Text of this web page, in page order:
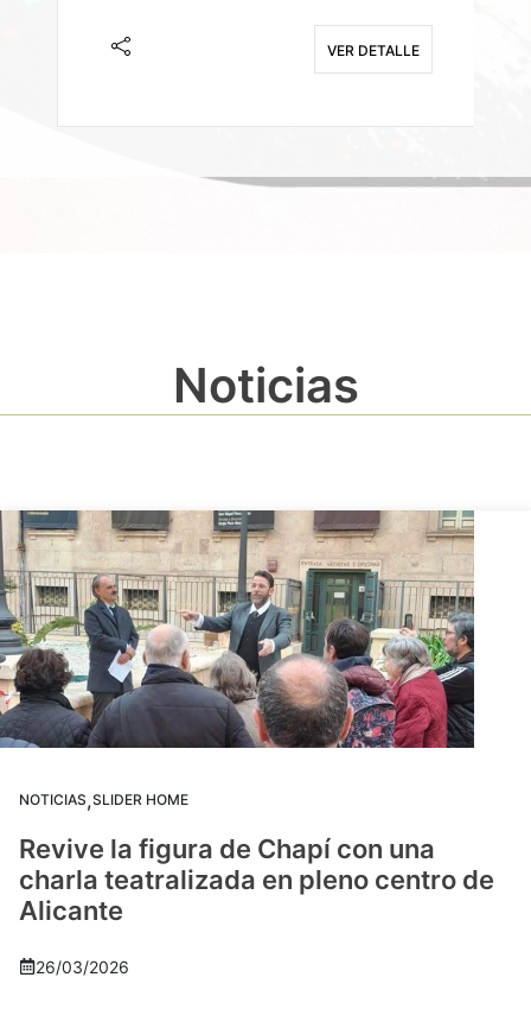
VER DETALLE
Noticias
NOTICIAS,SLIDER HOME
Revive la figura de Chapí con una
charla teatralizada en pleno centro de
Alicante
26/03/2026